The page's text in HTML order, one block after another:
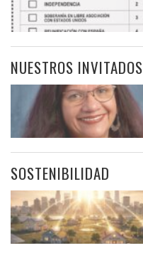
NUESTROS INVITADOS
SOSTENIBILIDAD